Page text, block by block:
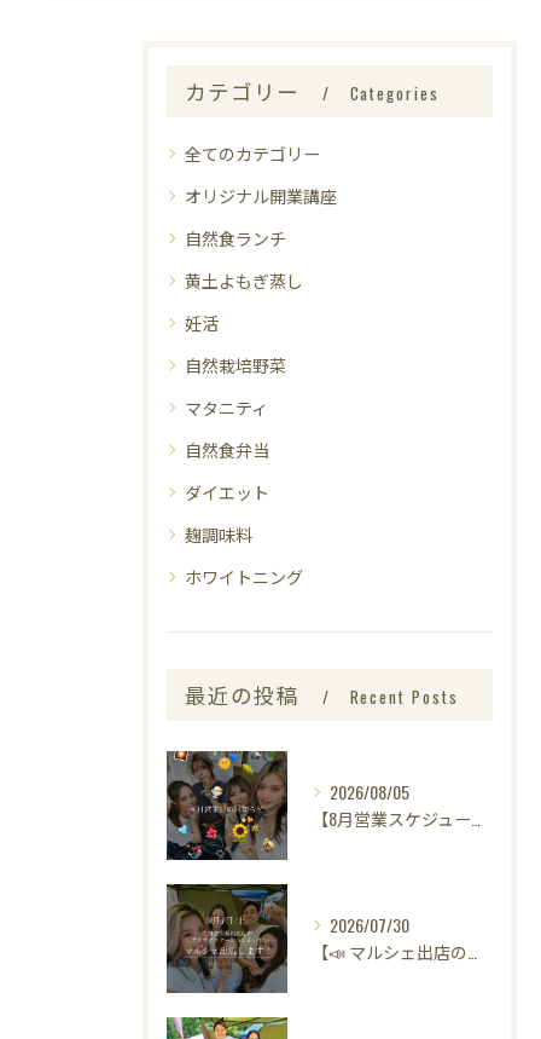
カテゴリー Categories
全てのカテゴリー
オリジナル開業講座
自然食ランチ
黄土よもぎ蒸し
妊活
自然栽培野菜
マタニティ
自然食弁当
ダイエット
麹調味料
ホワイトニング
最近の投稿 Recent Posts
2026/08/05
2026/07/30